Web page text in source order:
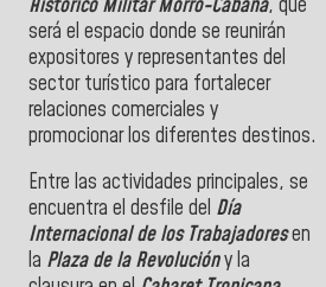
será el espacio donde se reunirán
expositores y representantes del
sector turístico para fortalecer
relaciones comerciales y
promocionar los diferentes destinos.
Entre las actividades principales, se
encuentra el desfile del Día
Internacional de los Trabajadoresen
la Plaza de la Revolucióny la